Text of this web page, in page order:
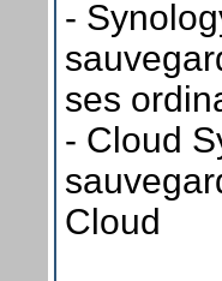
-
ses
- Cloud
Cloud